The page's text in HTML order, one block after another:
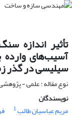
تأثیر اندازه
آسیب‌های وارده
سیلیسی در گذر
نوع مقاله : علمی -
نویسندگان
مریم عباسیان طائب1